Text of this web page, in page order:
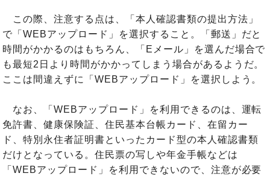
この際、注意する点は、「本人確認書類の提出方法」
で「WEBアップロード」を選択すること。「郵送」だと
時間がかかるのはもちろん、「Eメール」を選んだ場合で
も最短2日より時間がかかってしまう場合があるようだ。
ここは間違えずに「WEBアップロード」を選択しよう。
なお、「WEBアップロード」を利用できるのは、運転
免許書、健康保険証、住民基本台帳カード、在留カー
ド、特別永住者証明書といったカード型の本人確認書類
だけとなっている。住民票の写しや年金手帳などは
「WEBアップロード」を利用できないので、注意が必要